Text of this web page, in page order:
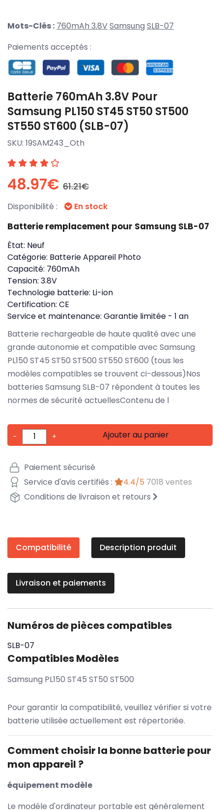
Mots-Clés : 760mAh 3.8VSamsung SLB-07
Paiements acceptés :
Batterie 760mAh 3.8V Pour
Samsung PL150 ST45 ST50 ST500
ST550 ST600 (SLB-07)
SKU: 19SAM243_Oth
48.97€ 61.21€
Disponibilité : En stock
Batterie remplacement pour Samsung SLB-07
État: Neuf
Catégorie: Batterie Appareil Photo
Capacité: 760mAh
Tension: 3.8V
Technologie batterie: Li-ion
Certification: CE
Service et maintenance: Garantie limitée - 1 an
Batterie rechargeable de haute qualité avec une
grande autonomie et compatible avec Samsung
PL150 ST45 ST50 ST500 ST550 ST600 (tous les
modèles compatibles se trouvent ci-dessous)Nos
batteries Samsung SLB-07 répondent à toutes les
normes de sécurité actuellesContenu de l
- + Ajouter au panier
Paiement sécurisé
Service d'avis certifiés :
4.4/5 7018 ventes
Conditions de livraison et retours
Compatibilité Description produit
Livraison et paiements
Numéros de pièces compatibles
SLB-07
Compatibles Modèles
Samsung PL150 ST45 ST50 ST500
Pour garantir la compatibilité, veuillez vérifier si votre
batterie utilisée actuellement est répertoriée.
Comment choisir la bonne batterie pour
mon appareil ?
équipement modèle
Le modèle d'ordinateur portable est généralement